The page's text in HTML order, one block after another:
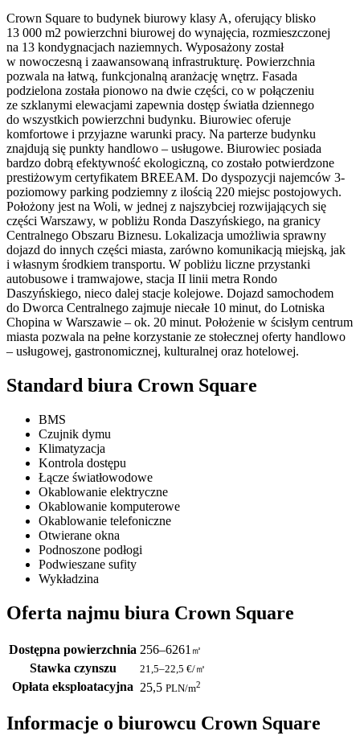
Crown Square to budynek biurowy klasy A, oferujący blisko
13 000 m2 powierzchni biurowej do wynajęcia, rozmieszczonej
na 13 kondygnacjach naziemnych. Wyposażony został
w nowoczesną i zaawansowaną infrastrukturę. Powierzchnia
pozwala na łatwą, funkcjonalną aranżację wnętrz. Fasada
podzielona została pionowo na dwie części, co w połączeniu
ze szklanymi elewacjami zapewnia dostęp światła dziennego
do wszystkich powierzchni budynku. Biurowiec oferuje
komfortowe i przyjazne warunki pracy. Na parterze budynku
znajdują się punkty handlowo – usługowe. Biurowiec posiada
bardzo dobrą efektywność ekologiczną, co zostało potwierdzone
prestiżowym certyfikatem BREEAM. Do dyspozycji najemców 3-
poziomowy parking podziemny z ilością 220 miejsc postojowych.
Położony jest na Woli, w jednej z najszybciej rozwijających się
części Warszawy, w pobliżu Ronda Daszyńskiego, na granicy
Centralnego Obszaru Biznesu. Lokalizacja umożliwia sprawny
dojazd do innych części miasta, zarówno komunikacją miejską, jak
i własnym środkiem transportu. W pobliżu liczne przystanki
autobusowe i tramwajowe, stacja II linii metra Rondo
Daszyńskiego, nieco dalej stacje kolejowe. Dojazd samochodem
do Dworca Centralnego zajmuje niecałe 10 minut, do Lotniska
Chopina w Warszawie – ok. 20 minut. Położenie w ścisłym centrum
miasta pozwala na pełne korzystanie ze stołecznej oferty handlowo
– usługowej, gastronomicznej, kulturalnej oraz hotelowej.
Standard biura Crown Square
BMS
Czujnik dymu
Klimatyzacja
Kontrola dostępu
Łącze światłowodowe
Okablowanie elektryczne
Okablowanie komputerowe
Okablowanie telefoniczne
Otwierane okna
Podnoszone podłogi
Podwieszane sufity
Wykładzina
Oferta najmu biura Crown Square
Dostępna powierzchnia 256–6261 ㎡
Stawka czynszu 21,5–22,5 €/㎡
Opłata eksploatacyjna 25,5 PLN/m2
Informacje o biurowcu Crown Square